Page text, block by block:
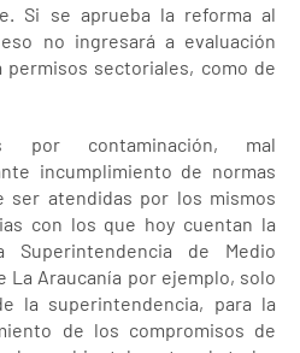
Si se aprueba la reforma al
no ingresará a evaluación
sectoriales, como de
por contaminación, mal
incumplimiento de normas
ser atendidas por los mismos
con los que hoy cuentan la
de Medio
La Araucanía por ejemplo, solo
la superintendencia, para la
de los compromisos de